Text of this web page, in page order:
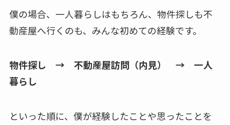
僕の場合、一人暮らしはもちろん、物件探しも不
動産屋へ行くのも、みんな初めての経験です。
物件探し → 不動産屋訪問（内見） → 一人
暮らし
といった順に、僕が経験したことや思ったことを